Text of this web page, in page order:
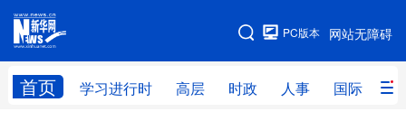
网站无障碍
PC版本
首页 学习进行时 高层 时政 人事 国际 财
网站地图